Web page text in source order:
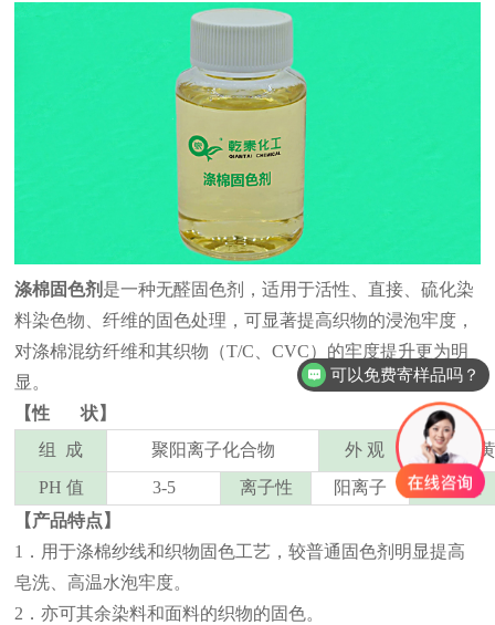
涤棉固色剂 是一种无醛固色剂，适用于活性、直接、硫化染
料染色物、纤维的固色处理，可显著提高织物的浸泡牢度，
对涤棉混纺纤维和其织物（T/C、CVC）的牢度提升更为明
显。
【性 状】
组 成
聚阳离子化合物 外 观
浅
PH 值
3-5 离子性 阳离子
溶解性
【产品特点】
1．用于涤棉纱线和织物固色工艺，较普通固色剂明显提高
皂洗、高温水泡牢度。
2．亦可其余染料和面料的织物的固色。
可以免费寄样品吗？